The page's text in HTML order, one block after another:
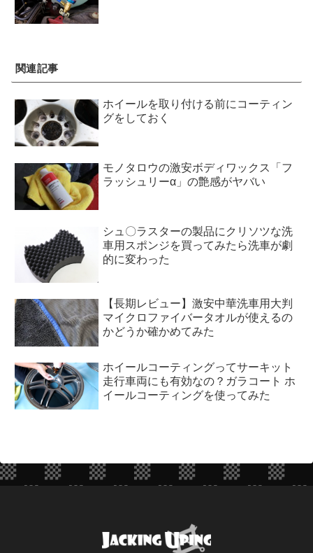
関連記事
ホイールを取り付ける前にコーティン
グをしておく
モノタロウの激安ボディワックス「フ
ラッシュリーα」の艶感がヤバい
シュ〇ラスターの製品にクリソツな洗
車用スポンジを買ってみたら洗車が劇
的に変わった
【長期レビュー】激安中華洗車用大判
マイクロファイバータオルが使えるの
かどうか確かめてみた
ホイールコーティングってサーキット
走行車両にも有効なの？ガラコート ホ
イールコーティングを使ってみた